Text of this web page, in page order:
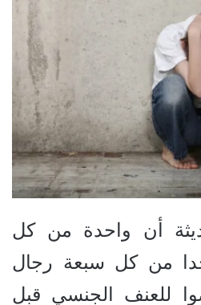
أن واحدة من كل
من كل سبعة رجال
للعنف الجنسي قبل